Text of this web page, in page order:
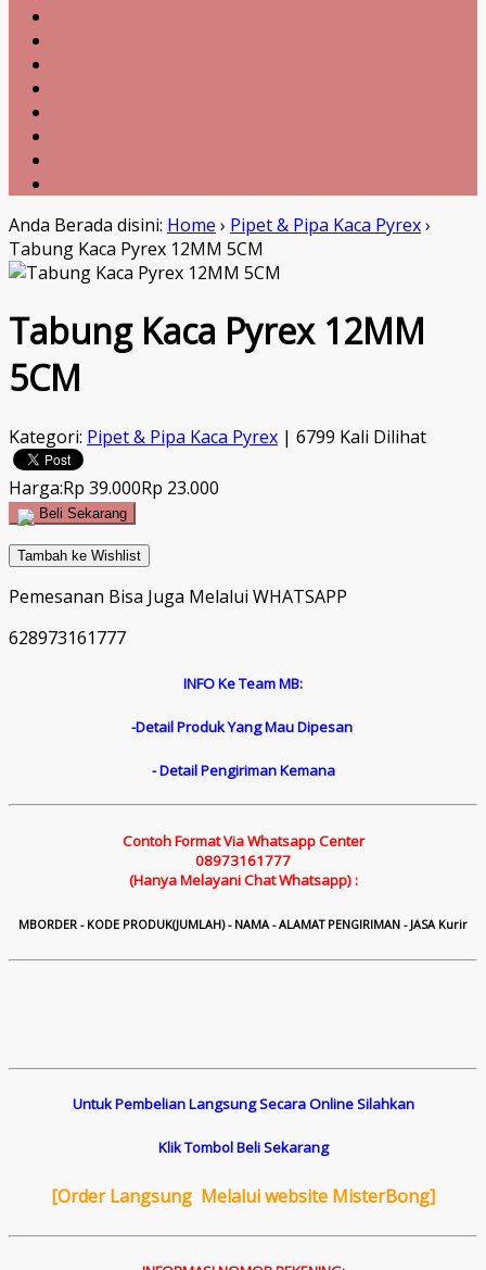
Anda Berada disini: Home › Pipet & Pipa Kaca Pyrex›
Tabung Kaca Pyrex 12MM 5CM
Tabung Kaca Pyrex 12MM
5CM
Kategori: Pipet & Pipa Kaca Pyrex | 6799 Kali Dilihat
Harga:Rp 39.000Rp 23.000
Beli Sekarang
Tambah ke Wishlist
Pemesanan Bisa Juga Melalui WHATSAPP
628973161777
INFO Ke Team MB:
-Detail Produk Yang Mau Dipesan
- Detail Pengiriman Kemana
Contoh Format Via Whatsapp Center
08973161777
(Hanya Melayani Chat Whatsapp) :
MBORDER - KODE PRODUK(JUMLAH) - NAMA - ALAMAT PENGIRIMAN - JASA Kurir
Untuk Pembelian Langsung Secara Online Silahkan
Klik Tombol Beli Sekarang
[Order Langsung Melalui website MisterBong]